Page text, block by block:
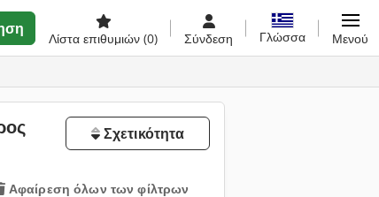
Λίστα επιθυμιών (0) Σύνδεση Γλώσσα Μενού
Σχετικότητα
Αφαίρεση όλων των φίλτρων